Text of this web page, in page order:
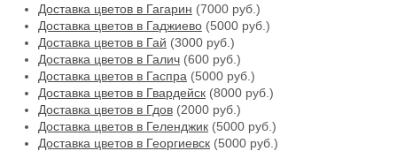
Доставка цветов в Гагарин (7000 руб.)
Доставка цветов в Гаджиево (5000 руб.)
Доставка цветов в Гай (3000 руб.)
Доставка цветов в Галич (600 руб.)
Доставка цветов в Гаспра (5000 руб.)
Доставка цветов в Гвардейск (8000 руб.)
Доставка цветов в Гдов (2000 руб.)
Доставка цветов в Геленджик (5000 руб.)
Доставка цветов в Георгиевск (5000 руб.)